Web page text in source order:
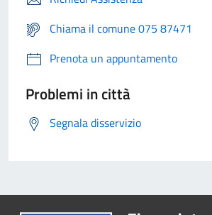
Chiama il comune 075 87471
Prenota un appuntamento
Problemi in città
Segnala disservizio